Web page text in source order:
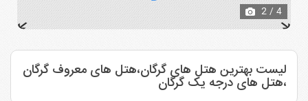
2/ 4
لیست بهترین هتل های گرگان،هتل های معروف گرگان
،هتل های درجه یک گرگان